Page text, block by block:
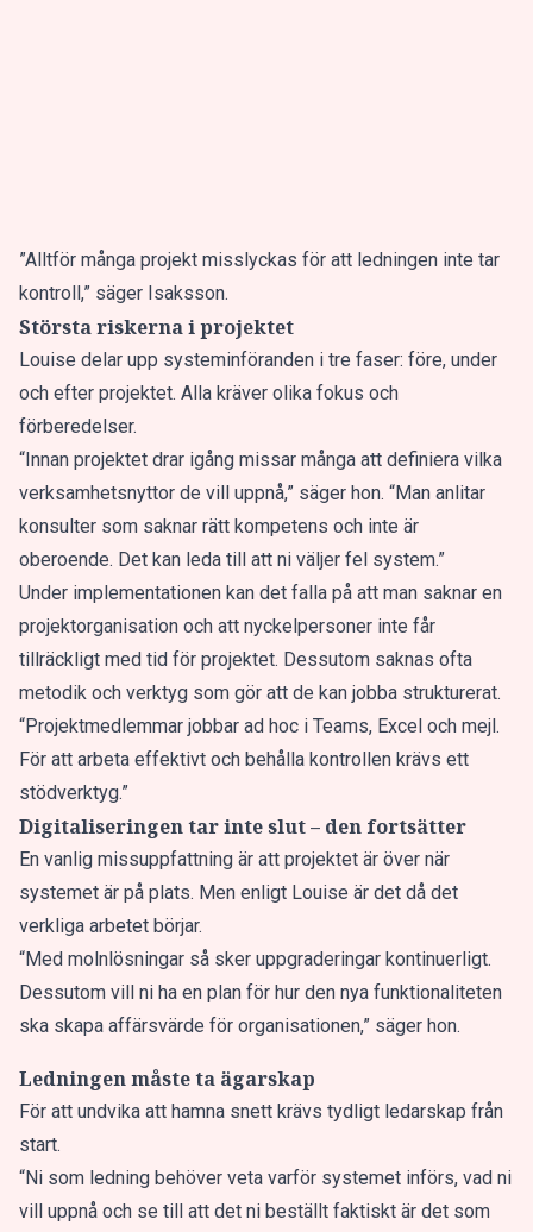
”Alltför många projekt misslyckas för att ledningen inte tar
kontroll,” säger Isaksson.
Största riskerna i projektet
Louise delar upp systeminföranden i tre faser: före, under
och efter projektet. Alla kräver olika fokus och
förberedelser.
“Innan projektet drar igång missar många att definiera vilka
verksamhetsnyttor de vill uppnå,” säger hon. “Man anlitar
konsulter som saknar rätt kompetens och inte är
oberoende. Det kan leda till att ni väljer fel system.”
Under implementationen kan det falla på att man saknar en
projektorganisation och att nyckelpersoner inte får
tillräckligt med tid för projektet. Dessutom saknas ofta
metodik och verktyg som gör att de kan jobba strukturerat.
“Projektmedlemmar jobbar ad hoc i Teams, Excel och mejl.
För att arbeta effektivt och behålla kontrollen krävs ett
stödverktyg.”
Digitaliseringen tar inte slut – den fortsätter
En vanlig missuppfattning är att projektet är över när
systemet är på plats. Men enligt Louise är det då det
verkliga arbetet börjar.
“Med molnlösningar så sker uppgraderingar kontinuerligt.
Dessutom vill ni ha en plan för hur den nya funktionaliteten
ska skapa affärsvärde för organisationen,” säger hon.
Ledningen måste ta ägarskap
För att undvika att hamna snett krävs tydligt ledarskap från
start.
“Ni som ledning behöver veta varför systemet införs, vad ni
vill uppnå och se till att det ni beställt faktiskt är det som